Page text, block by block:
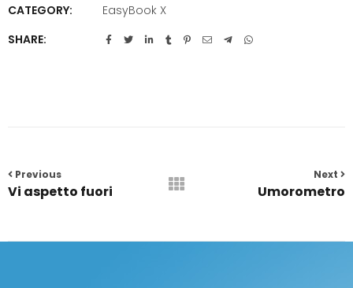
CATEGORY:
EasyBook X
SHARE:
navigation
Previous
Vi aspetto fuori
Next
Umorometro